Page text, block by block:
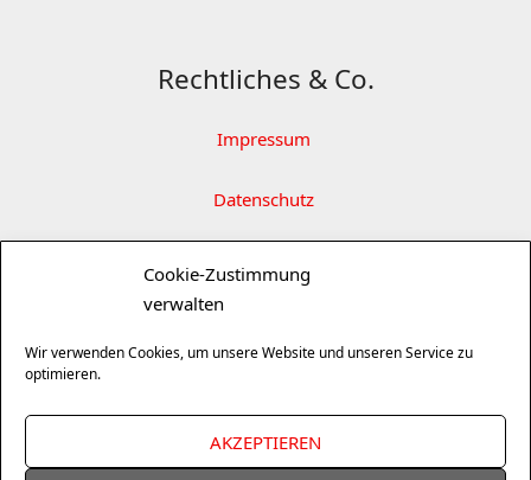
Cookie-Zustimmung
verwalten
Wir verwenden Cookies, um unsere Website und unseren Service zu
optimieren.
AKZEPTIEREN
Rechtliches & Co.
Impressum
Datenschutz
Suchen
nach: